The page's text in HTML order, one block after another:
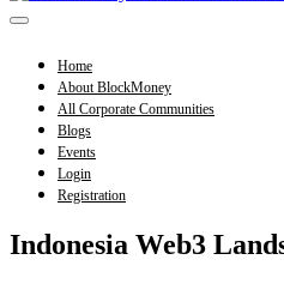
Menu
Home
About BlockMoney
All Corporate Communities
Blogs
Events
Login
Registration
Indonesia Web3